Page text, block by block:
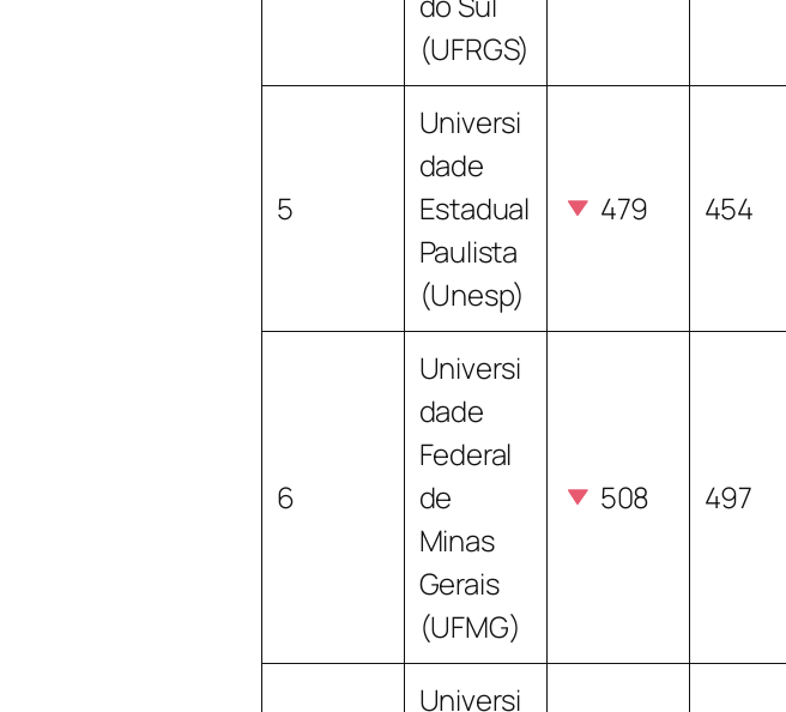
(UFRGS)
5
Universi
dade
Estadual
Paulista
(Unesp)
479 454
6
Universi
dade
Federal
de
Minas
Gerais
(UFMG)
508 497
Universi